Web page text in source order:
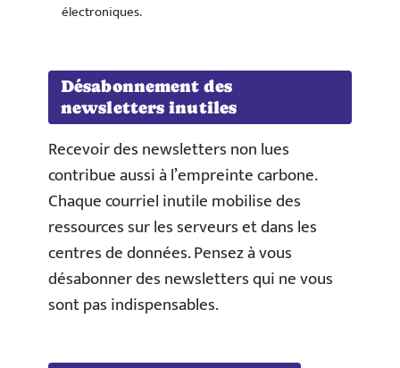
électroniques.
Désabonnement des
newsletters inutiles
Recevoir des newsletters non lues
contribue aussi à l’empreinte carbone.
Chaque courriel inutile mobilise des
ressources sur les serveurs et dans les
centres de données. Pensez à vous
désabonner des newsletters qui ne vous
sont pas indispensables.